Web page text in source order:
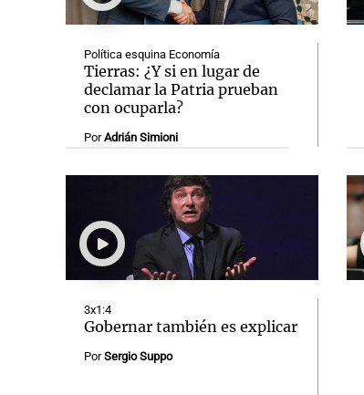
Política esquina Economía
Tierras: ¿Y si en lugar de
declamar la Patria prueban
con ocuparla?
PorAdrián Simioni
3x1:4
Gobernar también es explicar
PorSergio Suppo